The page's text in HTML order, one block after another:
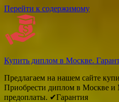
Перейти к содержимому
Купить диплом в Москве.
Предлагаем на нашем сайте
Приобрести диплом в Москве и
предоплаты. ✔Гарантия